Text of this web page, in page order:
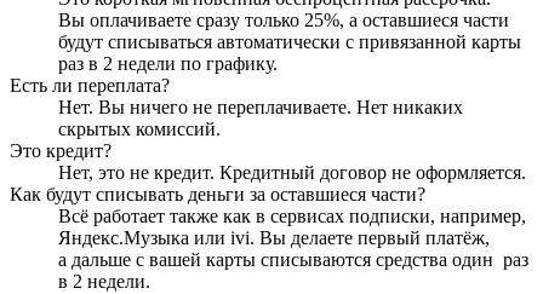
Вы оплачиваете сразу только 25%, а оставшиеся части
будут списываться автоматически с привязанной карты
раз в 2 недели по графику.
Есть ли переплата?
Нет. Вы ничего не переплачиваете. Нет никаких
скрытых комиссий.
Это кредит?
Нет, это не кредит. Кредитный договор не оформляется.
Как будут списывать деньги за оставшиеся части?
Всё работает также как в сервисах подписки, например,
Яндекс.Музыка или ivi. Вы делаете первый платёж,
а дальше с вашей карты списываются средства один раз
в 2 недели.